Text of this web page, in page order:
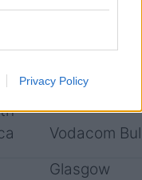
Privacy Policy
Scarlets
DHL
Vodacom
Glasgow